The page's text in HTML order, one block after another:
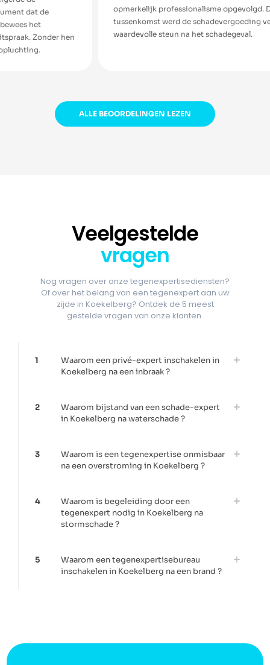
hen
opmerkelijk professionalisme opgevolgd. Dankzij hun
tussenkomst werd de schadevergoeding verhoogd. Een
waardevolle steun na het schadegeval.
ALLE BEOORDELINGEN LEZEN
Veelgestelde
vragen
Nog vragen over onze tegenexpertisediensten?
Of over het belang van een tegenexpert aan uw
zijde in Koekelberg? Ontdek de 5 meest
gestelde vragen van onze klanten.
1
Waarom een privé-expert inschakelen in
Koekelberg na een inbraak ?
2
Waarom bijstand van een schade-expert
in Koekelberg na waterschade ?
3
Waarom is een tegenexpertise onmisbaar
na een overstroming in Koekelberg ?
4
Waarom is begeleiding door een
tegenexpert nodig in Koekelberg na
stormschade ?
5
Waarom een tegenexpertisebureau
inschakelen in Koekelberg na een brand ?